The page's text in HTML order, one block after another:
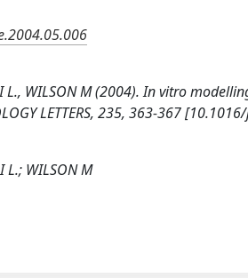
L., WILSON M (2004). In vitro
LETTERS, 235, 363-367
L.; WILSON M